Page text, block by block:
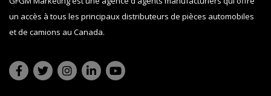
un accès à tous les principaux distributeurs de pièces automobiles
et de camions au Canada.